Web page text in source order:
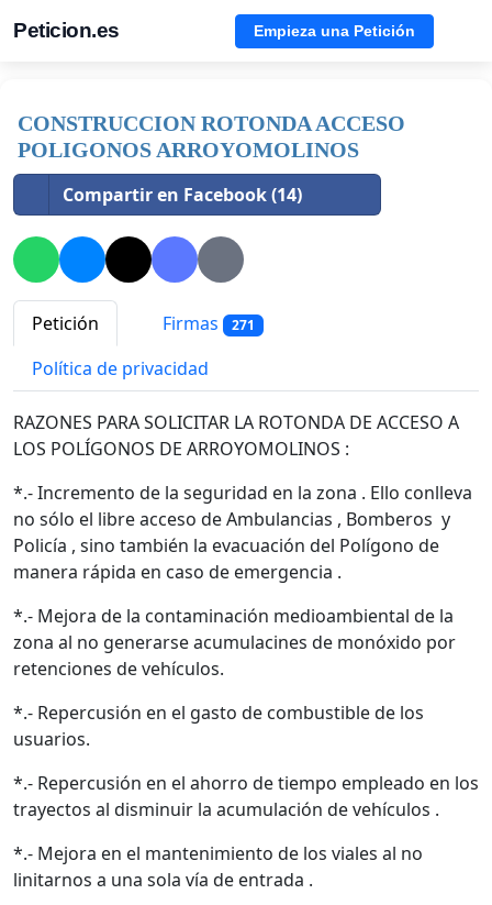
Peticion.es Empieza una Petición
CONSTRUCCION ROTONDA ACCESO
POLIGONOS ARROYOMOLINOS
Compartir en Facebook (14)
Petición Firmas 271
Política de privacidad
RAZONES PARA SOLICITAR LA ROTONDA DE ACCESO A
LOS POLÍGONOS DE ARROYOMOLINOS :
*.- Incremento de la seguridad en la zona . Ello conlleva
no sólo el libre acceso de Ambulancias , Bomberos y
Policía , sino también la evacuación del Polígono de
manera rápida en caso de emergencia .
*.- Mejora de la contaminación medioambiental de la
zona al no generarse acumulacines de monóxido por
retenciones de vehículos.
*.- Repercusión en el gasto de combustible de los
usuarios.
*.- Repercusión en el ahorro de tiempo empleado en los
trayectos al disminuir la acumulación de vehículos .
*.- Mejora en el mantenimiento de los viales al no
linitarnos a una sola vía de entrada .